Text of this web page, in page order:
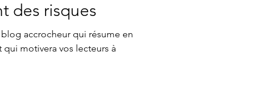
des risques
accrocheur qui résume en
motivera vos lecteurs à